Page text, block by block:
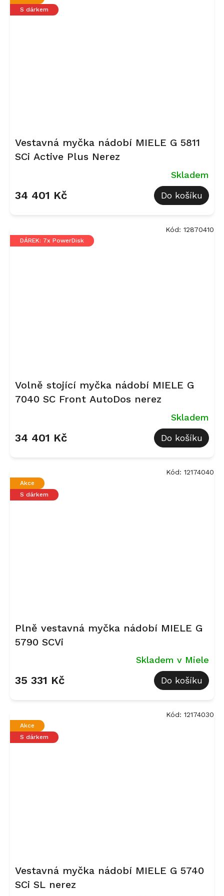
S dárkem
Vestavná myčka nádobí MIELE G 5811
SCi Active Plus Nerez
Skladem
34 401 Kč Do košíku
DÁREK: 7x PowerDisk
Volně stojící myčka nádobí MIELE G
7040 SC Front AutoDos nerez
Skladem
34 401 Kč Do košíku
Kód: 12870410
Akce
S dárkem
Plně vestavná myčka nádobí MIELE G
5790 SCVi
Skladem v Miele
35 331 Kč Do košíku
Kód: 12174040
Akce
S dárkem
Vestavná myčka nádobí MIELE G 5740
SCi SL nerez
Kód: 12174030